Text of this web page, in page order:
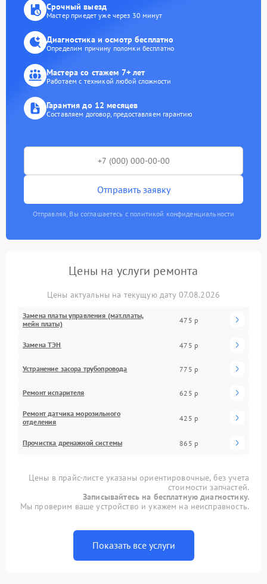
Срочный выезд
Мастер приедет уже через 30 минут
Диагностика и осмотр бесплатно
Определим причину поломки бесплатно
Мастера со стажем 7+ лет
Работаем с техникой любой сложности
Гарантия до 12 месяцев
Составляем договор, предоставляем гарантию
Отправить заявку
Отправляя, Вы соглашаетесь с политикой конфиденциальности
Цены на услуги ремонта
Цены актуальны на текущую дату 07.08.2026
Замена платы управления (мат.платы,
мейн платы)
475 р
Замена ТЭН 475 р
Устранение засора трубопровода 775 р
Ремонт испарителя 625 р
Ремонт датчика морозильного
отделения
425 р
Прочистка дренажной системы 865 р
Цены в прайс-листе указаны ориентировочные, без учета
стоимости запчастей.
Записывайтесь на бесплатную диагностику.
Мы проверим ваше устройство и укажем на неисправность.
Показать все услуги